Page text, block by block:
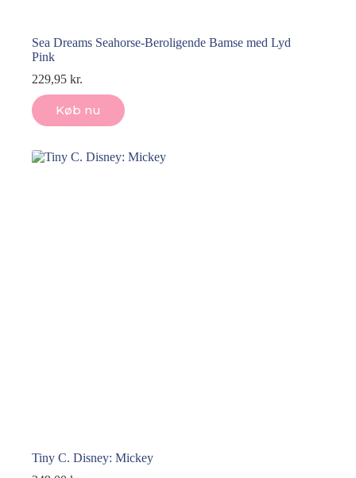
Sea Dreams Seahorse-Beroligende Bamse med Lyd
Pink
229,95 kr.
Køb nu
Tiny C. Disney: Mickey